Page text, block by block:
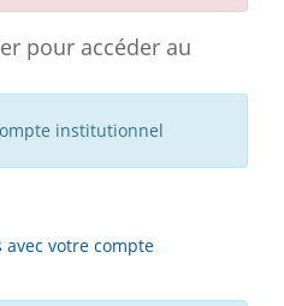
pour accéder au
institutionnel
avec votre compte